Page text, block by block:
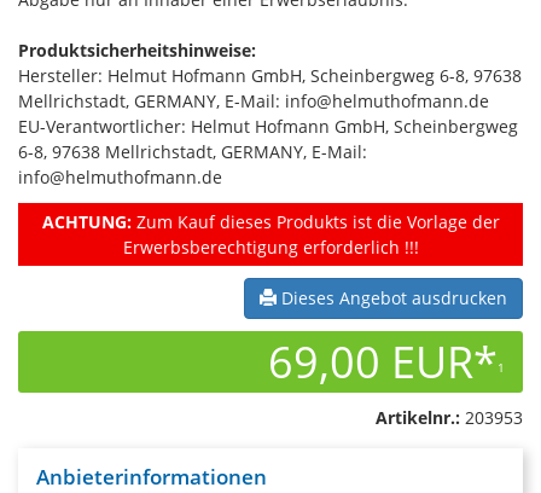
Produktsicherheitshinweise:
Hersteller: Helmut Hofmann GmbH, Scheinbergweg 6-8, 97638
Mellrichstadt, GERMANY, E-Mail: info@helmuthofmann.de
EU-Verantwortlicher: Helmut Hofmann GmbH, Scheinbergweg
6-8, 97638 Mellrichstadt, GERMANY, E-Mail:
info@helmuthofmann.de
ACHTUNG:Zum Kauf dieses Produkts ist die Vorlage der
Erwerbsberechtigung erforderlich !!!
Dieses Angebot ausdrucken
69,00 EUR*1
Artikelnr.: 203953
Anbieterinformationen